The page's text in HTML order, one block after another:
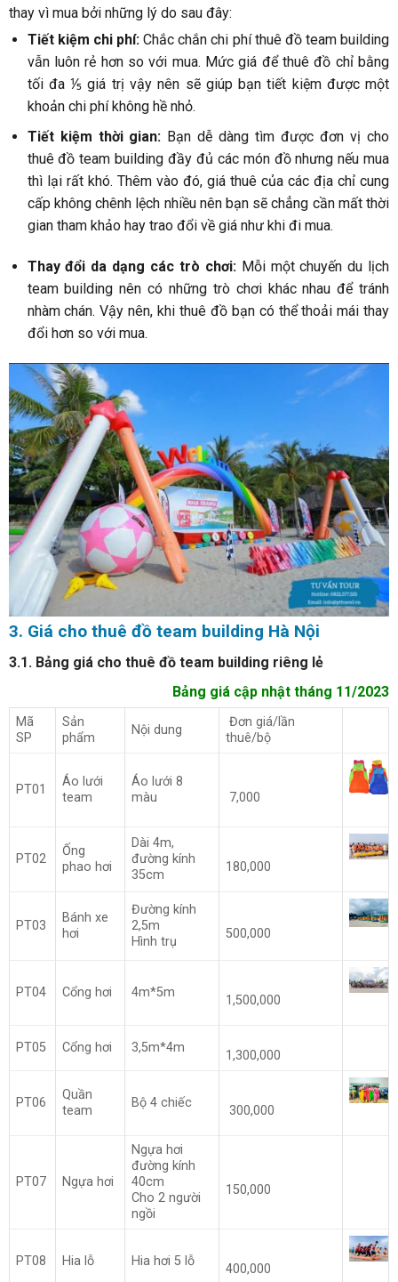
thay vì mua bởi những lý do sau đây:
Tiết kiệm chi phí: Chắc chắn chi phí thuê đồ team building
vẫn luôn rẻ hơn so với mua. Mức giá để thuê đồ chỉ bằng
tối đa ⅕ giá trị vậy nên sẽ giúp bạn tiết kiệm được một
khoản chi phí không hề nhỏ.
Tiết kiệm thời gian: Bạn dễ dàng tìm được đơn vị cho
thuê đồ team building đầy đủ các món đồ nhưng nếu mua
thì lại rất khó. Thêm vào đó, giá thuê của các địa chỉ cung
cấp không chênh lệch nhiều nên bạn sẽ chẳng cần mất thời
gian tham khảo hay trao đổi về giá như khi đi mua.
Thay đổi da dạng các trò chơi:Mỗi một chuyến du lịch
team building nên có những trò chơi khác nhau để tránh
nhàm chán. Vậy nên, khi thuê đồ bạn có thể thoải mái thay
đổi hơn so với mua.
3. Giá cho thuê đồ team building Hà Nội
3.1. Bảng giá cho thuê đồ team building riêng lẻ
Bảng giá cập nhật tháng 11/2023
Mã
SP
Sản
phẩm
Nội dung
Đơn giá/lần
thuê/bộ
PT01
Áo lưới
team
Áo lưới 8
màu
7,000
PT02
Ống
phao hơi
Dài 4m,
đường kính
35cm
180,000
PT03
Bánh xe
hơi
Đường kính
2,5m
Hình trụ
500,000
PT04 Cổng hơi 4m*5m
1,500,000
PT05 Cổng hơi 3,5m*4m
1,300,000
PT06
Quần
team
Bộ 4 chiếc
300,000
PT07 Ngựa hơi
Ngựa hơi
đường kính
40cm
Cho 2 người
ngồi
150,000
PT08 Hia lỗ Hia hơi 5 lỗ
400,000